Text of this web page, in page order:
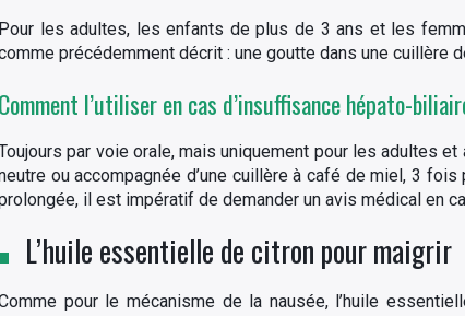
Pour les adultes, les enfants de plus de 3 ans et les
précédemment décrit : une goutte dans une cuillère
Comment l’utiliser en cas d’insuffisance hépato-
par voie orale, mais uniquement pour les adultes
ou accompagnée d’une cuillère à café de miel, 3
il est impératif de demander un avis médical en
L’huile essentielle de citron pour maigrir
pour le mécanisme de la nausée, l’huile